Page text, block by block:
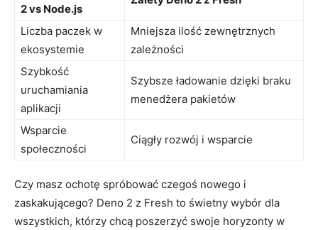
⁣2 vs Node.js
Liczba ​paczek ‌w
⁤ekosystemie
Mniejsza ilość zewnętrznych
⁣zależności
Szybkość
uruchamiania
‌aplikacji
Szybsze ładowanie dzięki braku‌
menedżera pakietów
Wsparcie
społeczności
Ciągły rozwój i ⁣wsparcie
Czy masz ochotę ⁤spróbować ⁤czegoś nowego ​i
zaskakującego? Deno 2 ⁣z Fresh to świetny ​wybór dla
wszystkich, którzy chcą poszerzyć swoje horyzonty w